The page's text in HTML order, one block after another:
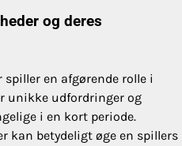
og deres
en afgørende rolle i
unikke udfordringer og
i en kort periode.
kan betydeligt øge en spillers